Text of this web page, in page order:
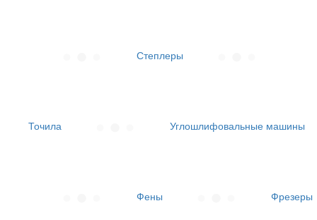
Степлеры
Точила Углошлифовальные машины
Фены Фрезеры